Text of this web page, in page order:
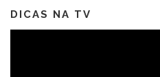
DICAS NA TV